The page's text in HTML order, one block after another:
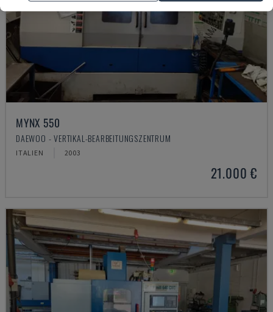
MYNX 550
DAEWOO - VERTIKAL-BEARBEITUNGSZENTRUM
ITALIEN 2003
21.000 €